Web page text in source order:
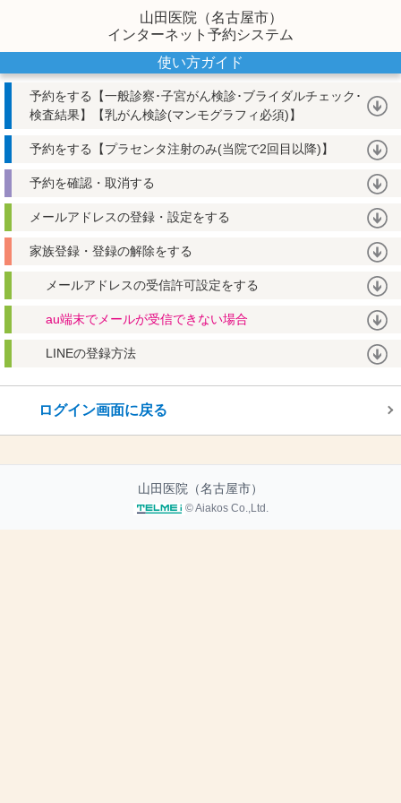
山田医院（名古屋市）
インターネット予約システム
使い方ガイド
予約をする【一般診察･子宮がん検診･ブライダルチェック･
検査結果】【乳がん検診(マンモグラフィ必須)】
予約をする【プラセンタ注射のみ(当院で2回目以降)】
予約を確認・取消する
メールアドレスの登録・設定をする
家族登録・登録の解除をする
メールアドレスの受信許可設定をする
au端末でメールが受信できない場合
LINEの登録方法
ログイン画面に戻る
山田医院（名古屋市）
© Aiakos Co.,Ltd.